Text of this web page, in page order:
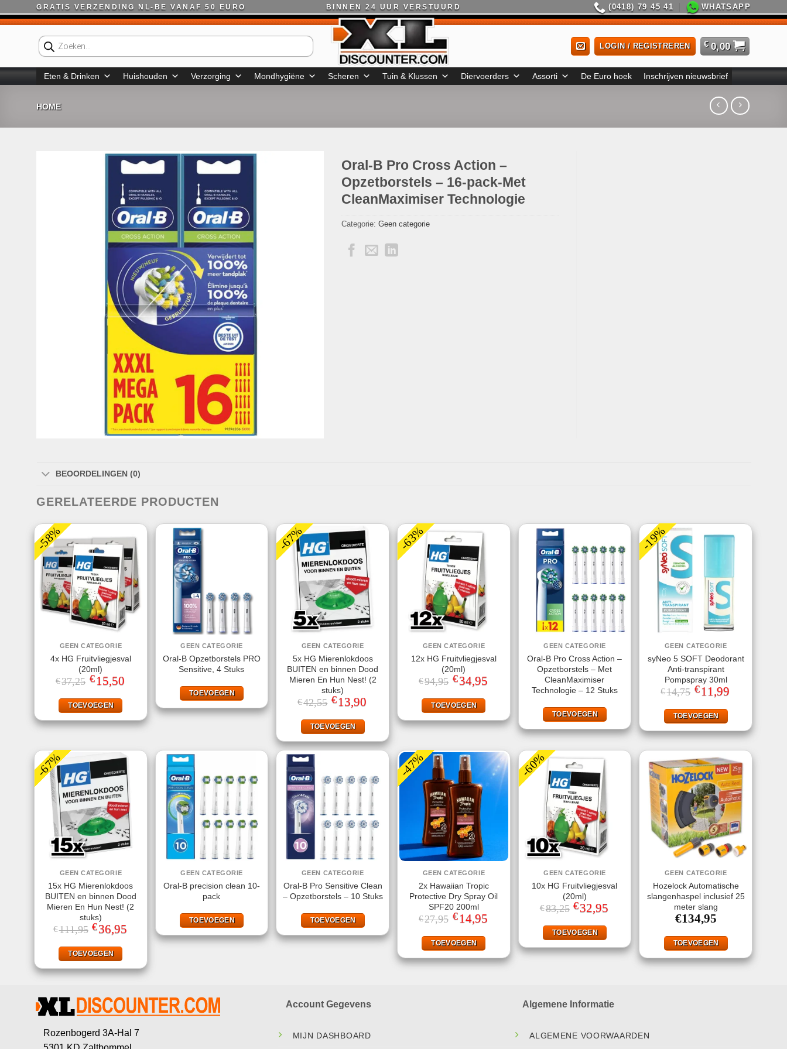
naar
GRATIS VERZENDING NL-BE VANAF 50 EURO BINNEN 24 UUR VERSTUURD (0418) 79 45 41 WHATSAPP
Producten
zoeken
LOGIN / REGISTREREN € 0,00
Eten & Drinken Huishouden Verzorging Mondhygiëne Scheren Tuin & Klussen Diervoerders Assorti De Euro hoek Inschrijven nieuwsbrief
HOME
Oral-B Pro Cross Action –
Opzetborstels – 16-pack-Met
CleanMaximiser Technologie
Categorie: Geen categorie
BEOORDELINGEN (0)
GERELATEERDE PRODUCTEN
-58%
GEEN CATEGORIE
4x HG Fruitvliegjesval
(20ml)
€37,25 Oorspronkelijke
prijs
€37,25.
€ 15,50Huidige
TOEVOEGEN
GEEN CATEGORIE
Oral-B Opzetborstels PRO
Sensitive, 4 Stuks
TOEVOEGEN
-67%
GEEN CATEGORIE
5x HG Mierenlokdoos
BUITEN en binnen Dood
Mieren En Hun Nest! (2
stuks)
€42,55 Oorspronkelijke
prijs
€42,55.
€ 13,90Huidige
TOEVOEGEN
-63%
GEEN CATEGORIE
12x HG Fruitvliegjesval
(20ml)
€94,95 Oorspronkelijke
prijs
€94,95.
€34,95prijs
TOEVOEGEN
GEEN CATEGORIE
Oral-B Pro Cross Action –
Opzetborstels – Met
CleanMaximiser
Technologie – 12 Stuks
TOEVOEGEN
-19%
GEEN CATEGORIE
syNeo 5 SOFT Deodorant
Anti-transpirant
Pompspray 30ml
€14,75 Oorspronkelijke
prijs
€14,75.
€ 11,99Huidige
TOEVOEGEN
-67%
GEEN CATEGORIE
15x HG Mierenlokdoos
BUITEN en binnen Dood
Mieren En Hun Nest! (2
stuks)
€111,95 Oorspronkelijke
prijs
€111,95.
€36,95
TOEVOEGEN
GEEN CATEGORIE
Oral-B precision clean 10-
pack
TOEVOEGEN
GEEN CATEGORIE
Oral-B Pro Sensitive Clean
– Opzetborstels – 10 Stuks
TOEVOEGEN
-47%
GEEN CATEGORIE
2x Hawaiian Tropic
Protective Dry Spray Oil
SPF20 200ml
€27,95 Oorspronkelijke
prijs
€27,95.
€ 14,95prijs
TOEVOEGEN
-60%
GEEN CATEGORIE
10x HG Fruitvliegjesval
(20ml)
€83,25 Oorspronkelijke
prijs
€83,25.
€32,95
TOEVOEGEN
GEEN CATEGORIE
Hozelock Automatische
slangenhaspel inclusief 25
meter slang
€134,95
TOEVOEGEN
Rozenbogerd 3A-Hal 7
Account Gegevens
MIJN DASHBOARD
Algemene Informatie
ALGEMENE VOORWAARDEN